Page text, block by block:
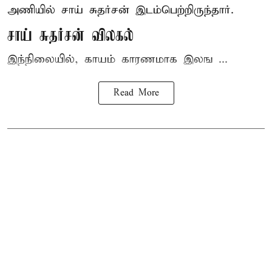
அணியில் சாய் சுதர்சன் இடம்பெற்றிருந்தார்.
சாய் சுதர்சன் விலகல்
இந்நிலையில், காயம் காரணமாக இலங ...
Read More